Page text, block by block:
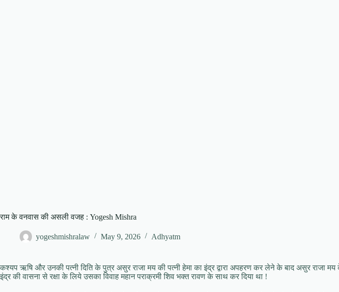
राम के वनवास की असली वजह : Yogesh Mishra
yogeshmishralaw May 9, 2026 Adhyatm
कश्यप ऋषि और उनकी पत्नी दिति के पुत्र असुर राजा मय की पत्नी हेमा का इंद्र द्वारा अपहरण कर लेने के बाद असुर राजा मय
इंद्र की वासना से रक्षा के लिये उसका विवाह महान पराक्रमी शिव भक्त रावण के साथ कर दिया था !